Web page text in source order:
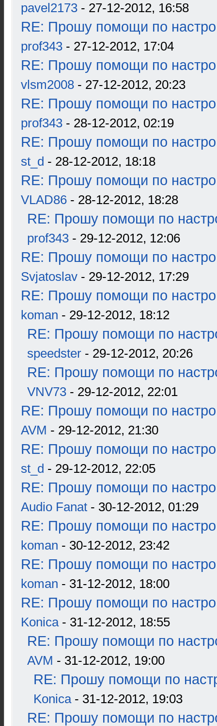
pavel2173 - 27-12-2012, 16:58
RE: Прошу помощи по
prof343 - 27-12-2012, 17:04
RE: Прошу помощи по
vlsm2008 - 27-12-2012, 20:23
RE: Прошу помощи по
prof343 - 28-12-2012, 02:19
RE: Прошу помощи по
st_d - 28-12-2012, 18:18
RE: Прошу помощи по
VLAD86 - 28-12-2012, 18:28
RE: Прошу помощи по
prof343 - 29-12-2012, 12:06
RE: Прошу помощи по
Svjatoslav - 29-12-2012, 17:29
RE: Прошу помощи по
koman - 29-12-2012, 18:12
RE: Прошу помощи по
speedster - 29-12-2012, 20:26
RE: Прошу помощи по
VNV73 - 29-12-2012, 22:01
RE: Прошу помощи по
AVM - 29-12-2012, 21:30
RE: Прошу помощи по
st_d - 29-12-2012, 22:05
RE: Прошу помощи по
Audio Fanat - 30-12-2012, 01:29
RE: Прошу помощи по
koman - 30-12-2012, 23:42
RE: Прошу помощи по
koman - 31-12-2012, 18:00
RE: Прошу помощи по
Konica- 31-12-2012, 18:55
RE: Прошу помощи по
AVM - 31-12-2012, 19:00
RE: Прошу помощи по
Konica- 31-12-2012, 19:03
RE: Прошу помощи по